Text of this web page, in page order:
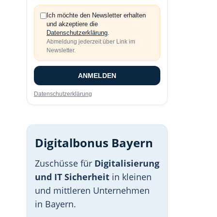
Ich möchte den Newsletter erhalten
und akzeptiere die
Datenschutzerklärung.
Abmeldung jederzeit über Link im
Newsletter.
ANMELDEN
Datenschutzerklärung
Digitalbonus Bayern
Zuschüsse für Digitalisierung
und IT Sicherheit in kleinen
und mittleren Unternehmen
in Bayern.